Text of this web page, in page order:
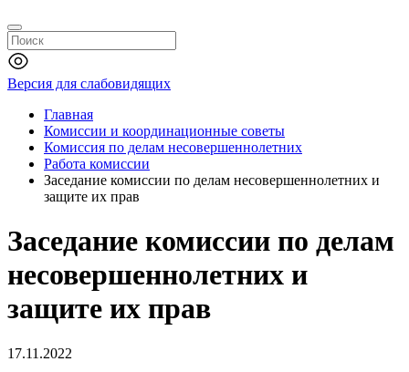
Версия для слабовидящих
Главная
Комиссии и координационные советы
Комиссия по делам несовершеннолетних
Работа комиссии
Заседание комиссии по делам несовершеннолетних и
защите их прав
Заседание комиссии по делам
несовершеннолетних и
защите их прав
17.11.2022